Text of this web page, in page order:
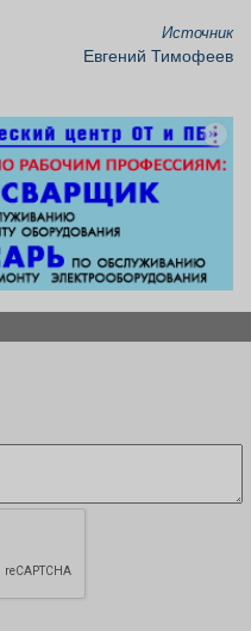
Источник
Евгений Тимофеев